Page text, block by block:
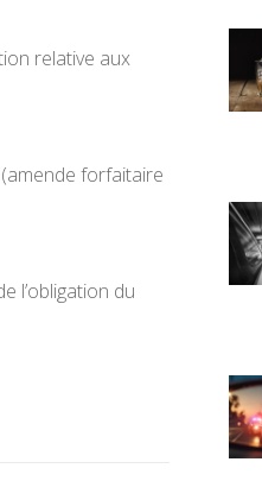
relative aux
forfaitaire
l’obligation du